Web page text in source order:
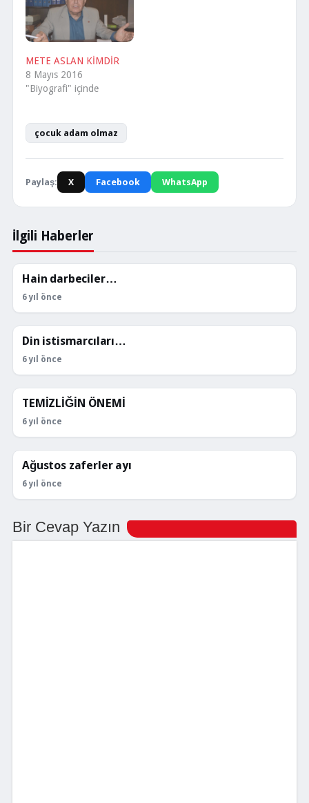
METE ASLAN KİMDİR
8 Mayıs 2016
"Biyografi" içinde
çocuk adam olmaz
Paylaş: X Facebook WhatsApp
İlgili Haberler
KÖŞE YAZILARI
Hain darbeciler…
6 yıl önce
KÖŞE YAZILARI
Din istismarcıları…
6 yıl önce
KÖŞE YAZILARI
TEMİZLİĞİN ÖNEMİ
6 yıl önce
KÖŞE YAZILARI
Ağustos zaferler ayı
6 yıl önce
Bir Cevap Yazın